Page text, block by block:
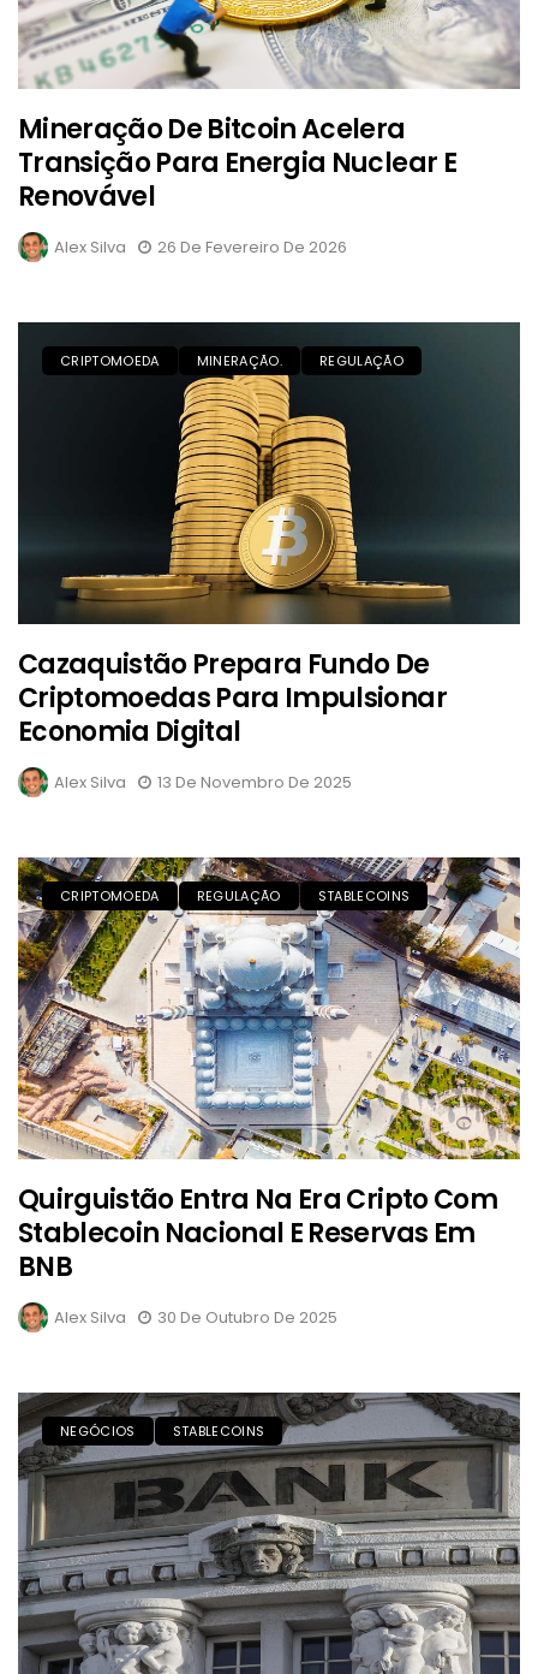
Mineração De Bitcoin Acelera
Transição Para Energia Nuclear E
Renovável
Alex Silva 26 De Fevereiro De 2026
CRIPTOMOEDA MINERAÇÃO. REGULAÇÃO
Cazaquistão Prepara Fundo De
Criptomoedas Para Impulsionar
Economia Digital
Alex Silva 13 De Novembro De 2025
CRIPTOMOEDA REGULAÇÃO STABLECOINS
Quirguistão Entra Na Era Cripto Com
Stablecoin Nacional E Reservas Em
BNB
Alex Silva 30 De Outubro De 2025
NEGÓCIOS STABLECOINS